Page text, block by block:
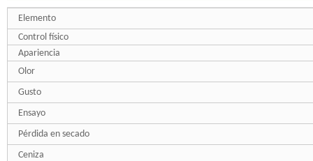
Elemento
Control físico
Apariencia
Olor
Gusto
Ensayo
Pérdida en secado
Ceniza